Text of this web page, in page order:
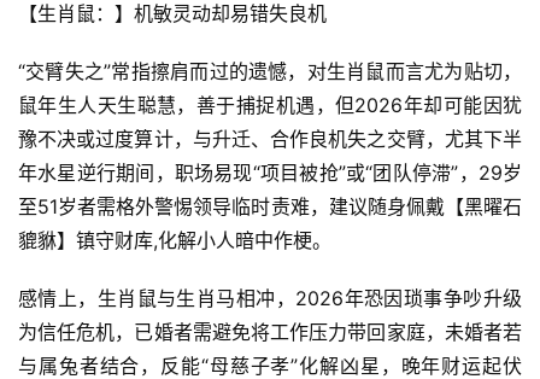
【生肖鼠：】机敏灵动却易错失良机
“交臂失之”常指擦肩而过的遗憾，对生肖鼠而言尤为贴切，
鼠年生人天生聪慧，善于捕捉机遇，但2026年却可能因犹
豫不决或过度算计，与升迁、合作良机失之交臂，尤其下半
年水星逆行期间，职场易现“项目被抢”或“团队停滞”，29岁
至51岁者需格外警惕领导临时责难，建议随身佩戴【黑曜石
貔貅】镇守财库,化解小人暗中作梗。
感情上，生肖鼠与生肖马相冲，2026年恐因琐事争吵升级
为信任危机，已婚者需避免将工作压力带回家庭，未婚者若
与属兔者结合，反能“母慈子孝”化解凶星，晚年财运起伏